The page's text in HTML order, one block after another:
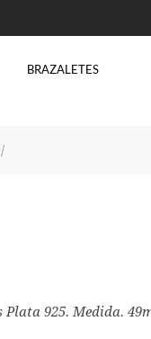
BRAZALETES
/
925. Medida.